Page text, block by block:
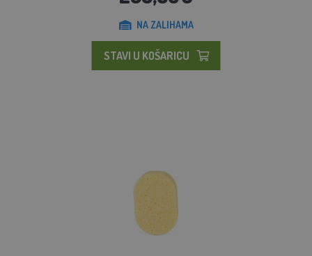
NA ZALIHAMA
STAVI U KOŠARICU